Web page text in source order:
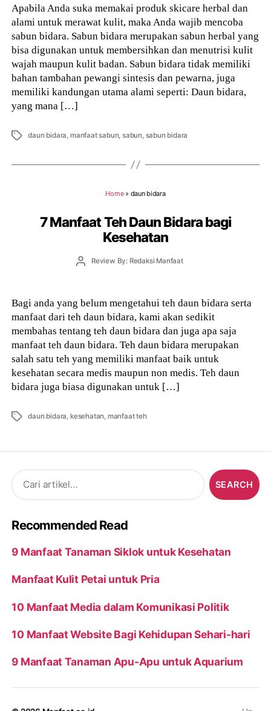
Apabila Anda suka memakai produk skicare herbal dan
alami untuk merawat kulit, maka Anda wajib mencoba
sabun bidara. Sabun bidara merupakan sabun herbal yang
bisa digunakan untuk membersihkan dan menutrisi kulit
wajah maupun kulit badan. Sabun bidara tidak memiliki
bahan tambahan pewangi sintesis dan pewarna, juga
memiliki kandungan utama alami seperti: Daun bidara,
yang mana […]
Tags daun bidara, manfaat sabun, sabun, sabun bidara
Home» daun bidara
7 Manfaat Teh Daun Bidara bagi
Kesehatan
PostReview By: Redaksi Manfaat
Bagi anda yang belum mengetahui teh daun bidara serta
manfaat dari teh daun bidara, kami akan sedikit
membahas tentang teh daun bidara dan juga apa saja
manfaat teh daun bidara. Teh daun bidara merupakan
salah satu teh yang memiliki manfaat baik untuk
kesehatan secara medis maupun non medis. Teh daun
bidara juga biasa digunakan untuk […]
Tags daun bidara, kesehatan, manfaat teh
Search
for:
Recommended Read
9 Manfaat Tanaman Siklok untuk Kesehatan
Manfaat Kulit Petai untuk Pria
10 Manfaat Media dalam Komunikasi Politik
10 Manfaat Website Bagi Kehidupan Sehari-hari
9 Manfaat Tanaman Apu-Apu untuk Aquarium